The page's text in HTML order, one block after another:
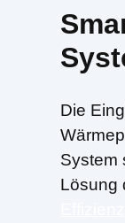
Die
System
Lösung